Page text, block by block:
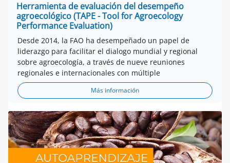
Herramienta de evaluación del desempeño
agroecológico (TAPE - Tool for Agroecology
Performance Evaluation)
Desde 2014, la FAO ha desempeñado un papel de
liderazgo para facilitar el dialogo mundial y regional
sobre agroecología, a través de nueve reuniones
regionales e internacionales con múltiple
Más información